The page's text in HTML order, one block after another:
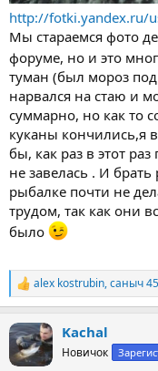
http://fotki.yandex.ru/
Мы стараемся фото
форуме, но и это
туман (был мороз
нарвался на стаю и
суммарно, но как то
куканы кончились,я
бы, как раз в этот
не завелась . И
рыбалке почти не
трудом, так как они
было
Р
е
к
ц
и
alex kostrubin,саныч 45
Kachal
Новичок